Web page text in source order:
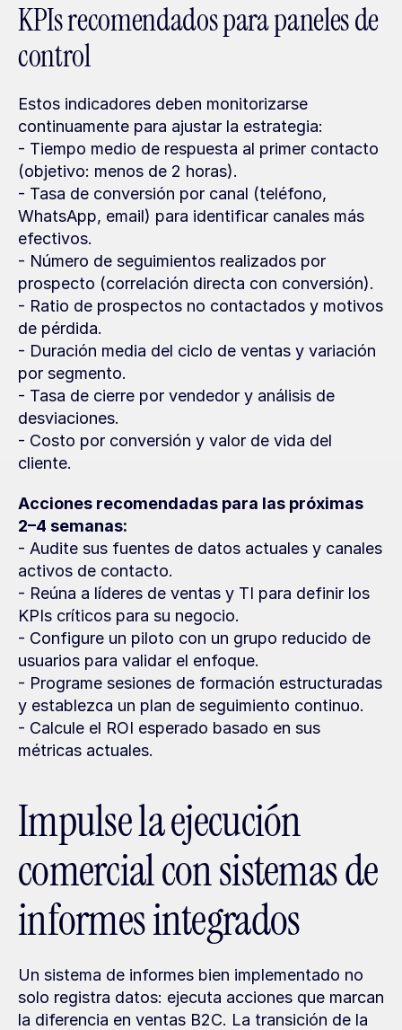
KPIs recomendados para paneles de
control
Estos indicadores deben monitorizarse
continuamente para ajustar la estrategia:
- Tiempo medio de respuesta al primer contacto
(objetivo: menos de 2 horas).
- Tasa de conversión por canal (teléfono,
WhatsApp, email) para identificar canales más
efectivos.
- Número de seguimientos realizados por
prospecto (correlación directa con conversión).
- Ratio de prospectos no contactados y motivos
de pérdida.
- Duración media del ciclo de ventas y variación
por segmento.
- Tasa de cierre por vendedor y análisis de
desviaciones.
- Costo por conversión y valor de vida del
cliente.
Acciones recomendadas para las próximas
2–4 semanas:
- Audite sus fuentes de datos actuales y canales
activos de contacto.
- Reúna a líderes de ventas y TI para definir los
KPIs críticos para su negocio.
- Configure un piloto con un grupo reducido de
usuarios para validar el enfoque.
- Programe sesiones de formación estructuradas
y establezca un plan de seguimiento continuo.
- Calcule el ROI esperado basado en sus
métricas actuales.
Impulse la ejecución
comercial con sistemas de
informes integrados
Un sistema de informes bien implementado no
solo registra datos: ejecuta acciones que marcan
la diferencia en ventas B2C. La transición de la